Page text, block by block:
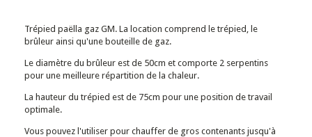
Trépied paëlla gaz GM. La location comprend le trépied, le
brûleur ainsi qu'une bouteille de gaz.
Le diamètre du brûleur est de 50cm et comporte 2 serpentins
pour une meilleure répartition de la chaleur.
La hauteur du trépied est de 75cm pour une position de travail
optimale.
Vous pouvez l'utiliser pour chauffer de gros contenants jusqu'à